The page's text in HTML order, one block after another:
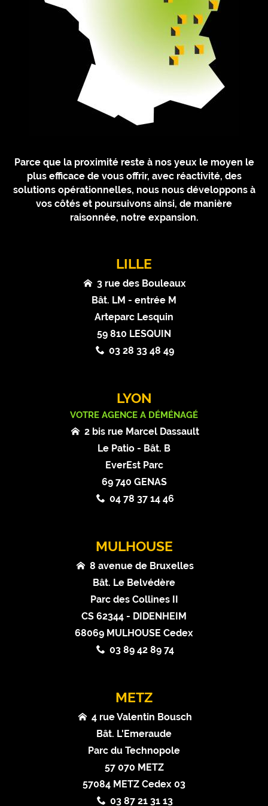
Parce que la proximité reste à nos yeux le moyen le
plus efficace de vous offrir, avec réactivité, des
solutions opérationnelles, nous nous développons à
vos côtés et poursuivons ainsi, de manière
raisonnée, notre expansion.
LILLE
3 rue des Bouleaux
Bât. LM - entrée M
Arteparc Lesquin
59 810 LESQUIN
03 28 33 48 49
LYON
VOTRE AGENCE A DÉMÉNAGÉ
2 bis rue Marcel Dassault
Le Patio - Bât. B
EverEst Parc
69 740 GENAS
04 78 37 14 46
MULHOUSE
8 avenue de Bruxelles
Bât. Le Belvédère
Parc des Collines II
CS 62344 - DIDENHEIM
68069 MULHOUSE Cedex
03 89 42 89 74
METZ
4 rue Valentin Bousch
Bât. L'Emeraude
Parc du Technopole
57 070 METZ
57084 METZ Cedex 03
03 87 21 31 13